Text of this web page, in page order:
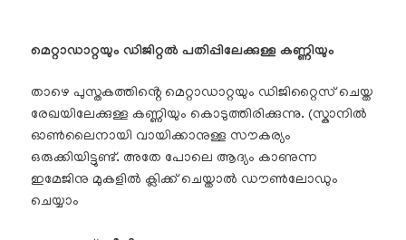
മെറ്റാഡാറ്റയും ഡിജിറ്റൽ പതിപ്പിലേക്കുള്ള കണ്ണിയും
താഴെ പുസ്തകത്തിൻ്റെ മെറ്റാഡാറ്റയും ഡിജിറ്റൈസ് ചെയ്ത
രേഖയിലേക്കുള്ള കണ്ണിയും കൊടുത്തിരിക്കുന്നു. (സ്കാനിൽ
ഓൺലൈനായി വായിക്കാനുള്ള സൗകര്യം
ഒരുക്കിയിട്ടുണ്ട്. അതേ പോലെ ആദ്യം കാണുന്ന
ഇമേജിനു മുകളിൽ ക്ലിക്ക് ചെയ്താൽ ഡൗൺലോഡും
ചെയ്യാം